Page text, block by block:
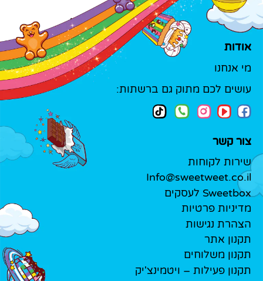
אודות
מי אנחנו
עושים לכם מתוק גם ברשתות:
צור קשר
שירות לקוחות
Info@sweetweet.co.il
Sweetbox לעסקים
מדיניות פרטיות
הצהרת נגישות
תקנון אתר
תקנון משלוחים
תקנון פעילות – ויטמינצ'יק